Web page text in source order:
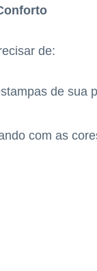
de:
de sua
com as